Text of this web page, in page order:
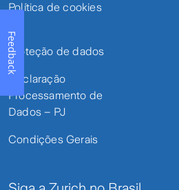
Política de cookies
Proteção de dados
Declaração
Processamento de
Dados – PJ
Condições Gerais
Feedback